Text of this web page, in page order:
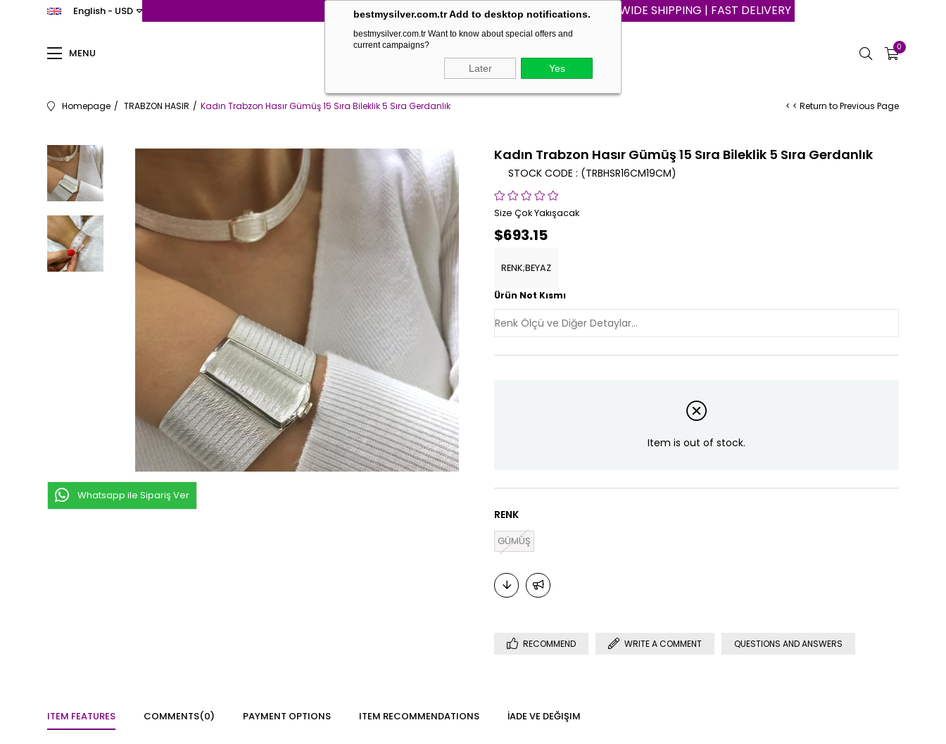
bestmysilver.com.tr Add to desktop notifications.
bestmysilver.com.tr Want to know about special offers and
current campaigns?
Later Yes
WORLD WIDE SHIPPING | FAST DELIVERY | SAFE SHOPPING ON THE INTERNET
MENU
English - USD
0
Homepage TRABZON HASIR Kadın Trabzon Hasır Gümüş 15 Sıra Bileklik 5 Sıra Gerdanlık < < Return to Previous Page
Whatsapp ile Sipariş Ver
Kadın Trabzon Hasır Gümüş 15 Sıra Bileklik 5 Sıra Gerdanlık
(TRBHSR16CM19CM)
STOCK CODE
Size Çok Yakışacak
$693.15
RENK;BEYAZ
Ürün Not Kısmı
Item is out of stock.
RENK
GÜMÜŞ
RECOMMEND WRITE A COMMENT QUESTIONS AND ANSWERS
ITEM FEATURES COMMENTS(0) PAYMENT OPTIONS ITEM RECOMMENDATIONS İADE VE DEĞIŞIM